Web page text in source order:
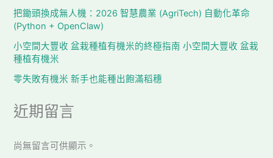
把鋤頭換成無人機：2026 智慧農業 (AgriTech) 自動化革命
(Python + OpenClaw)
小空間大豐收 盆栽種植有機米的終極指南 小空間大豐收 盆栽
種植有機米
零失敗有機米 新手也能種出飽滿稻穗
近期留言
尚無留言可供顯示。